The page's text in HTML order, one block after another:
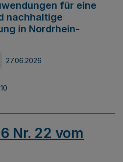
für eine
nachhaltige
in Nordrhein-
27.06.2026
Nr. 22 vom